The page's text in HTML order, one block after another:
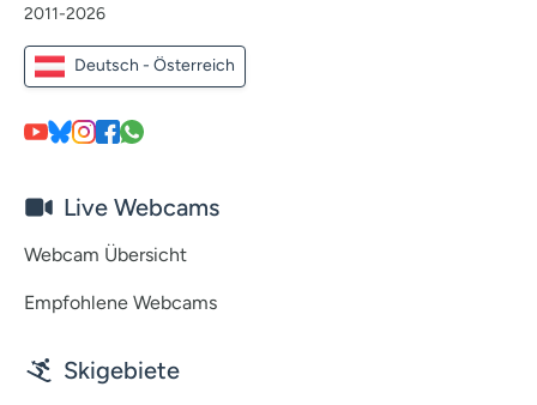
2011-2026
Deutsch - Österreich
Live Webcams
Webcam Übersicht
Empfohlene Webcams
Skigebiete